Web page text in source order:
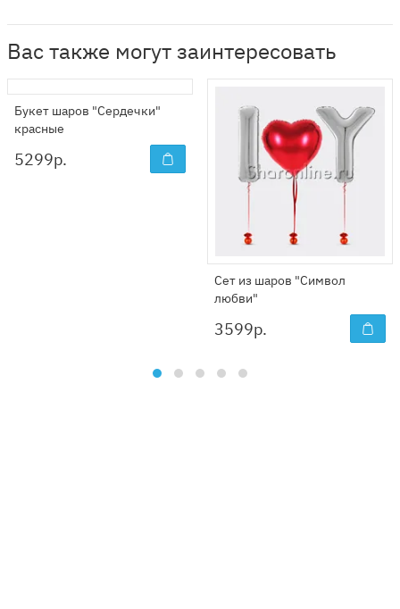
Вас также могут заинтересовать
Букет шаров "Сердечки"
красные
5299р.
Сет из шаров "Символ
любви"
3599р.